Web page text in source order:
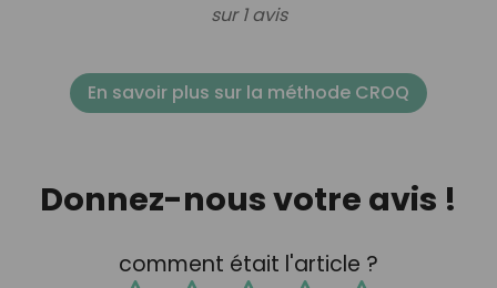
sur 1 avis
En savoir plus sur la méthode CROQ
Donnez-nous votre avis !
comment était l'article ?